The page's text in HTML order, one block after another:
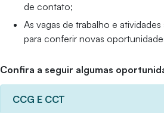
de contato;
As vagas de trabalho e
para conferir novas
Confira a seguir algumas
CCG E CCT